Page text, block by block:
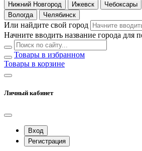
Нижний Новгород
Ижевск Чебоксары
Вологда
Челябинск
Или найдите свой город
Начните вводить название города для
Товары в избранном
Товары в корзине
Личный кабинет
Вход
Регистрация